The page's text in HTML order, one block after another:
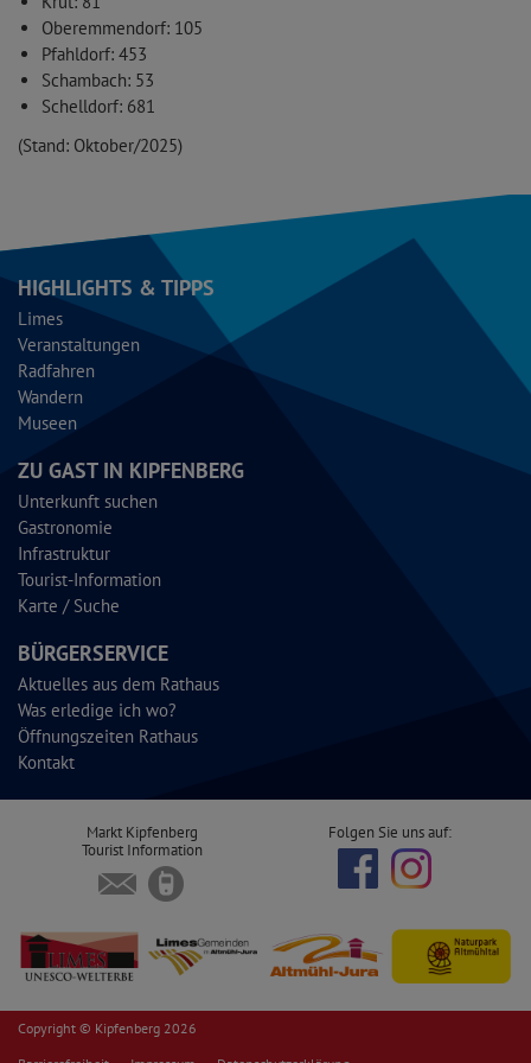
Oberemmendorf: 105
Pfahldorf: 453
Schambach: 53
Schelldorf: 681
(Stand: Oktober/2025)
HIGHLIGHTS & TIPPS
Limes
Veranstaltungen
Radfahren
Wandern
Museen
ZU GAST IN KIPFENBERG
Unterkunft suchen
Gastronomie
Infrastruktur
Tourist-Information
Karte / Suche
BÜRGERSERVICE
Aktuelles aus dem Rathaus
Was erledige ich wo?
Öffnungszeiten Rathaus
Kontakt
Markt Kipfenberg
Tourist Information
Folgen Sie uns auf:
Copyright © Kipfenberg 2026